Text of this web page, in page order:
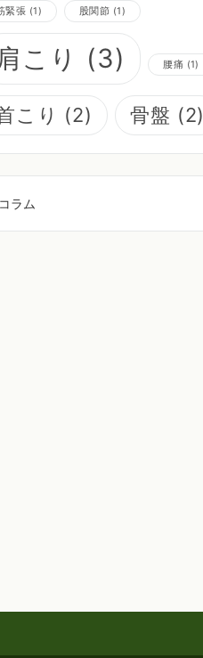
緊張 (1) 股関節 (1)
こり (3) 腰痛 (1)
こり (2) 骨盤 (2)
コラム